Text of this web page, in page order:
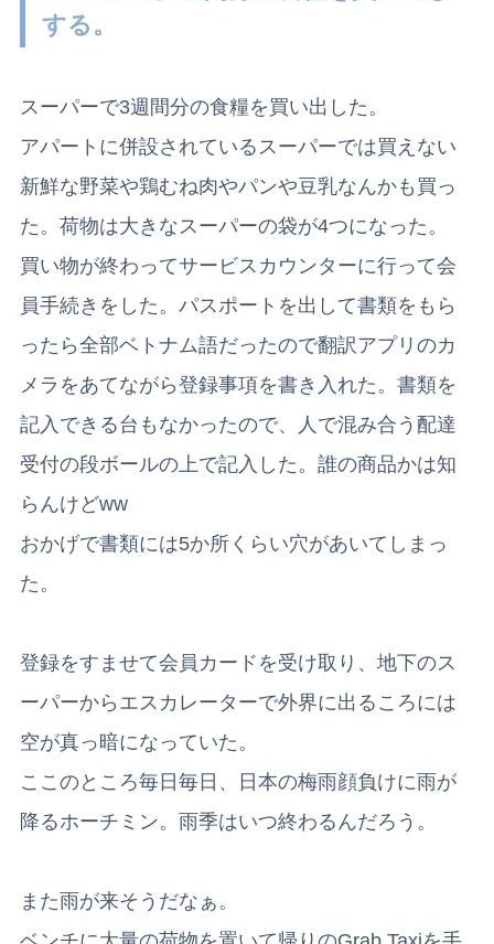
する。
スーパーで3週間分の食糧を買い出した。
アパートに併設されているスーパーでは買えない
新鮮な野菜や鶏むね肉やパンや豆乳なんかも買っ
た。荷物は大きなスーパーの袋が4つになった。
買い物が終わってサービスカウンターに行って会
員手続きをした。パスポートを出して書類をもら
ったら全部ベトナム語だったので翻訳アプリのカ
メラをあてながら登録事項を書き入れた。書類を
記入できる台もなかったので、人で混み合う配達
受付の段ボールの上で記入した。誰の商品かは知
らんけどww
おかげで書類には5か所くらい穴があいてしまっ
た。
登録をすませて会員カードを受け取り、地下のス
ーパーからエスカレーターで外界に出るころには
空が真っ暗になっていた。
ここのところ毎日毎日、日本の梅雨顔負けに雨が
降るホーチミン。雨季はいつ終わるんだろう。
また雨が来そうだなぁ。